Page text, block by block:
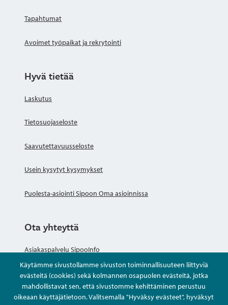
Käytämme sivustollamme sivuston toiminnallisuuteen liittyviä
evästeitä (cookies) sekä kolmannen osapuolen evästeitä, jotka
mahdollistavat sen, että sivustomme kehittäminen perustuu
oikeaan käyttäjätietoon. Valitsemalla "Hyväksy evästeet", hyväksyt
Tapahtumat
Avoimet työpaikat ja rekrytointi
Hyvä tietää
Laskutus
Tietosuojaseloste
Saavutettavuusseloste
Usein kysytyt kysymykset
Puolesta-asiointi Sipoon Oma asioinnissa
Ota yhteyttä
Asiakaspalvelu SipooInfo
Anna palautetta nimettömästi
Kysy tai asioi